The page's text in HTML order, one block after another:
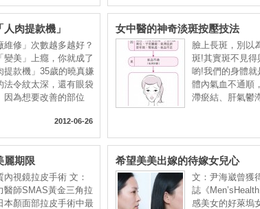
肉提款機」
維修」次數越多越好？
變美」上癮，你就成了
提款機」35歲的曉真嫌
法令紋太深，還有眼袋
因為想要改善的部位
2012-06-26
女中醫的神奇淡斑按壓技法
臉上長斑，別以
斑!其實斑不見得
喲!我們的身體就
體內氣血不通順
滯瘀結、肝氣鬱
麗期限
內視鏡拉皮手術 文：
醫師SMAS黃金三角拉
本顏面部拉皮手術中最
希望美美出嫁的待嫁女兒心
文：尹海崴曾獲
誌《
感美女的好萊塢